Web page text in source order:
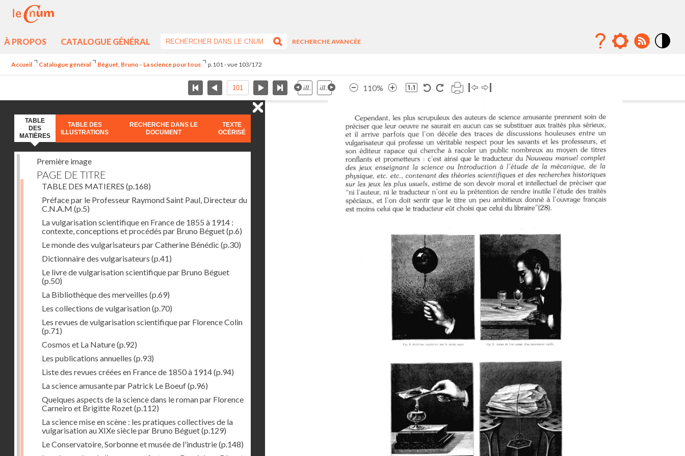
À PROPOS CATALOGUE GÉNÉRAL
RECHERCHE AVANCÉE
Accueil Catalogue général Béguet, Bruno - La science pour tous p.101 - vue 103/172
110%
TABLE
DES
MATIÈRES
TABLE DES
ILLUSTRATIONS
RECHERCHE DANS LE
DOCUMENT
TEXTE
OCÉRISÉ
Première image
PAGE DE TITRE
TABLE DES MATIERES (p.168)
Préface par le Professeur Raymond Saint Paul, Directeur du
C.N.A.M (p.5)
La vulgarisation scientifique en France de 1855 à 1914 :
contexte, conceptions et procédés par Bruno Béguet(p.6)
Le monde des vulgarisateurs par Catherine Bénédic (p.30)
Dictionnaire des vulgarisateurs (p.41)
Le livre de vulgarisation scientifique par Bruno Béguet
(p.50)
La Bibliothèque des merveilles (p.69)
Les collections de vulgarisation(p.70)
Les revues de vulgarisation scientifique par Florence Colin
(p.71)
Cosmos et La Nature(p.92)
Les publications annuelles (p.93)
Liste des revues créées en France de 1850 à 1914(p.94)
La science amusante par Patrick Le Boeuf(p.96)
Quelques aspects de la science dans le roman par Florence
Carneiro et Brigitte Rozet(p.112)
La science mise en scène : les pratiques collectives de la
vulgarisation au XIXe siècle par Bruno Béguet(p.129)
Le Conservatoire, Sorbonne et musée de l'industrie(p.148)